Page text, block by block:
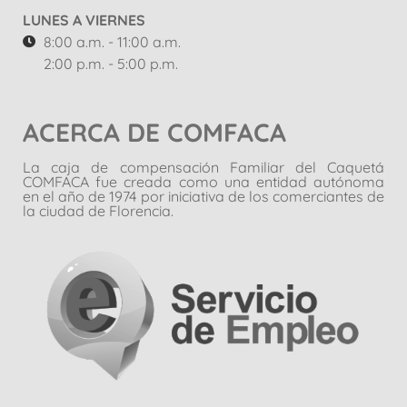
LUNES A VIERNES
8:00 a.m. - 11:00 a.m.
2:00 p.m. - 5:00 p.m.
ACERCA DE COMFACA
La caja de compensación Familiar del Caquetá
COMFACA fue creada como una entidad autónoma
en el año de 1974 por iniciativa de los comerciantes de
la ciudad de Florencia.